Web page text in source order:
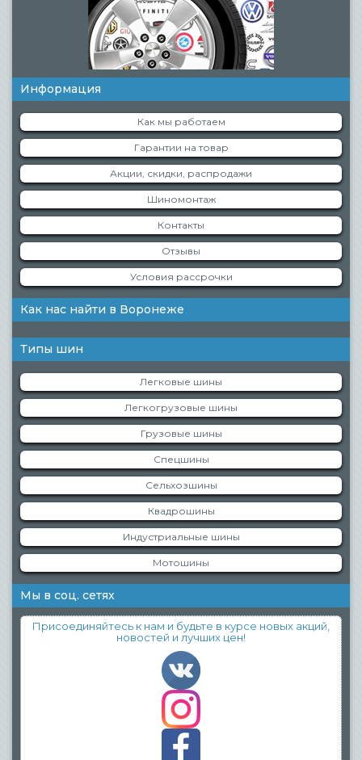
Информация
Как мы работаем
Гарантии на товар
Акции, скидки, распродажи
Шиномонтаж
Контакты
Отзывы
Условия рассрочки
Как нас найти в Воронеже
Типы шин
Легковые шины
Легкогрузовые шины
Грузовые шины
Спецшины
Сельхозшины
Квадрошины
Индустриальные шины
Мотошины
Мы в соц. сетях
Присоединяйтесь к нам и будьте в курсе новых акций,
новостей и лучших цен!